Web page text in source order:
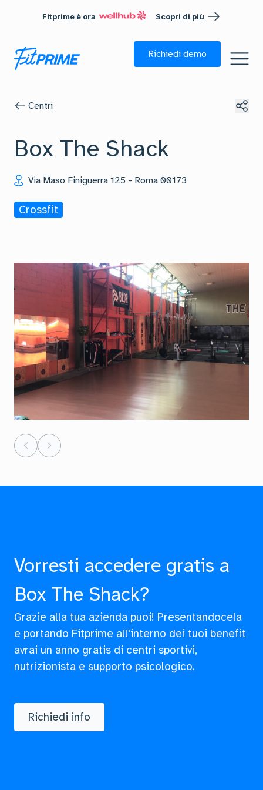
Fitprime è ora Scopri di più
Richiedi demo
Centri
Box The Shack
Via Maso Finiguerra 125 - Roma 00173
Crossfit
Vorresti accedere gratis a
Box The Shack?
Grazie alla tua azienda puoi! Presentandocela
e portando Fitprime all'interno dei tuoi benefit
avrai un anno gratis di centri sportivi,
nutrizionista e supporto psicologico.
Richiedi info